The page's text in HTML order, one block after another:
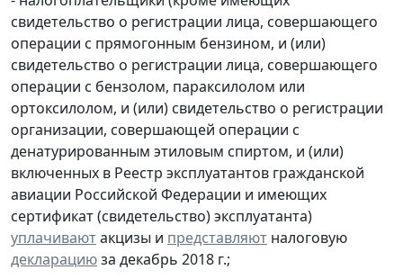
свидетельство о регистрации лица, совершающего
операции с прямогонным бензином, и (или)
свидетельство о регистрации лица, совершающего
операции с бензолом, параксилолом или
ортоксилолом, и (или) свидетельство о регистрации
организации, совершающей операции с
денатурированным этиловым спиртом, и (или)
включенных в Реестр эксплуатантов гражданской
авиации Российской Федерации и имеющих
сертификат (свидетельство) эксплуатанта)
уплачиваютакцизы и представляют налоговую
декларациюза декабрь 2018 г.;